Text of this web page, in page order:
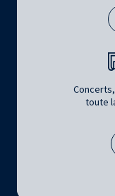
toute